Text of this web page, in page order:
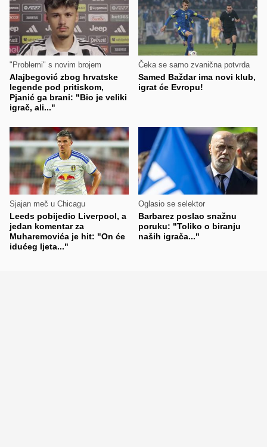
"Problemi" s novim brojem
Alajbegović zbog hrvatske
legende pod pritiskom,
Pjanić ga brani: "Bio je veliki
igrač, ali..."
Čeka se samo zvanična potvrda
Samed Baždar ima novi klub,
igrat će Evropu!
Sjajan meč u Chicagu
Leeds pobijedio Liverpool, a
jedan komentar za
Muharemovića je hit: "On će
idućeg ljeta..."
Oglasio se selektor
Barbarez poslao snažnu
poruku: "Toliko o biranju
naših igrača..."